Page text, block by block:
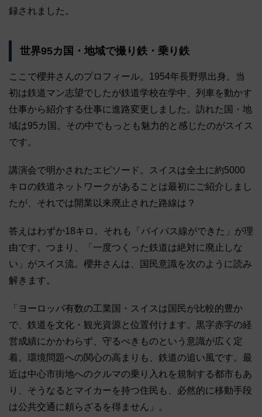
録されました。
世界95カ国・地域で撮り鉄・乗り鉄
ここで櫻井さんのプロフィール。1954年長野県出身。当
初は鉄道マン志望でしたが鉄道学校在学中、列車を動かす
仕事から紹介する仕事に進路変更しました。訪れた国・地
域は95カ国。その中でもっとも魅力的と感じたのがスイス
です。
講演会で明かされたエピソード。スイスは全土に約5000
キロの鉄道ネットワークがあることは最初にご紹介しまし
たが、それでは開業以来廃止された路線は？
答えはわずか18キロ。それも「バイパス線ができた」が理
由です。つまり、「一度つくった鉄道は絶対に廃止しな
い」がスイス流。櫻井さんは、国民意識を次のように読み
解きます。
「ヨーロッパ有数の工業国・スイスは国民が比較的豊か
で、鉄道を文化・観光資源と位置付けます。黒字赤字の経
営成績にかかわらず、守るべきものという意識が広く定
着。環境問題への関心の高まりも、鉄道の追い風です。最
近は中心市街地へのクルマの乗り入れを規制する都市もあ
り、そうなるとマイカーを持つ住民も、必然的に移動手段
は公共交通に頼らざるを得ません」。